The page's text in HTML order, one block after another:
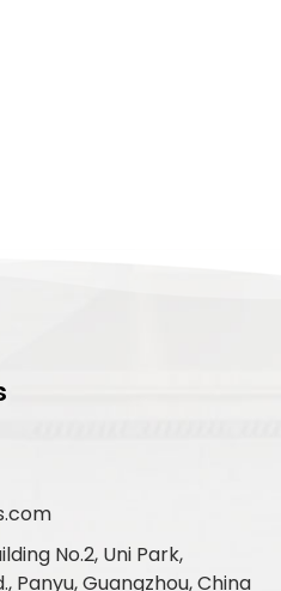
No.2, Uni Park,
Panyu, Guangzhou, China